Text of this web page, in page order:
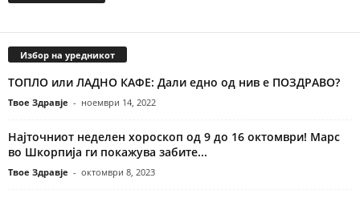
Избор на уредникот
ТОПЛО или ЛАДНО КАФЕ: Дали едно од нив е ПОЗДРАВО?
Твое Здравје - ноември 14, 2022
Најточниот неделен хороскоп од 9 до 16 октомври! Марс
во Шкорпија ги покажува забите...
Твое Здравје - октомври 8, 2023